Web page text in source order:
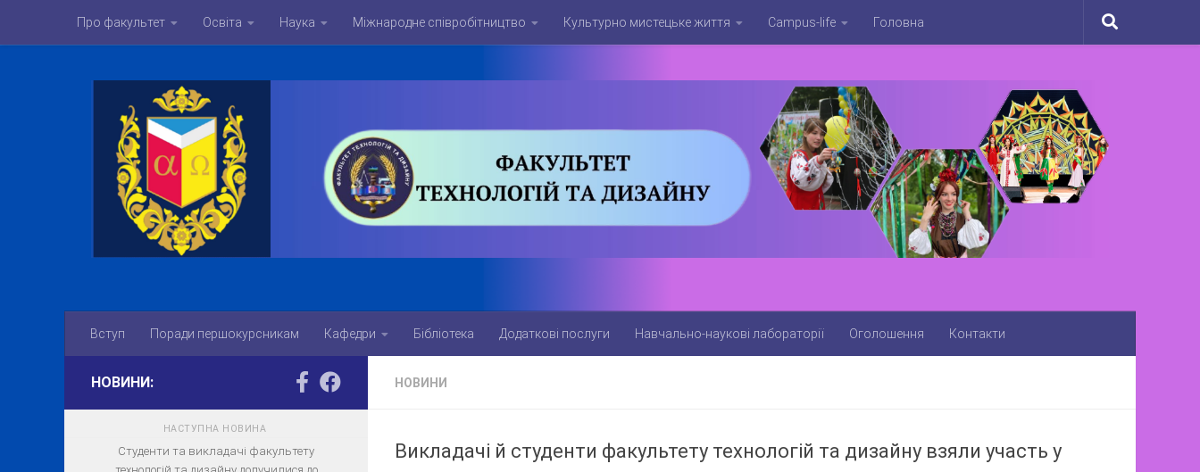
Skip to contentПро факультет Освіта Наука Міжнародне співробітництво Культурно мистецьке життя Campus-life Головна
Вступ Поради першокурсникам Кафедри Бібліотека Додаткові послуги Навчально-наукові лабораторії Оголошення Контакти
НОВИНИ
Викладачі й студенти факультету технологій та дизайну взяли участь у
НОВИНИ:
НАСТУПНА НОВИНА
Студенти та викладачі факультету